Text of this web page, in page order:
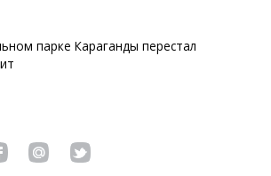
парке Караганды перестал